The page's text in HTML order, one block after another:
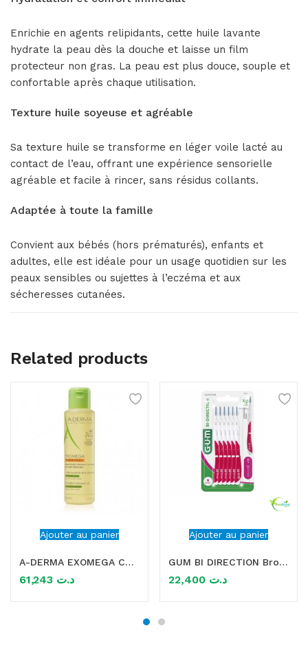
Enrichie en agents relipidants, cette huile lavante
hydrate la peau dès la douche et laisse un film
protecteur non gras. La peau est plus douce, souple et
confortable après chaque utilisation.
Texture huile soyeuse et agréable
Sa texture huile se transforme en léger voile lacté au
contact de l’eau, offrant une expérience sensorielle
agréable et facile à rincer, sans résidus collants.
Adaptée à toute la famille
Convient aux bébés (hors prématurés), enfants et
adultes, elle est idéale pour un usage quotidien sur les
peaux sensibles ou sujettes à l’eczéma et aux
sécheresses cutanées.
Related products
Ajouter au panier
A-DERMA EXOMEGA CONTROL HUILE LAVANTE EMOLLIENTE 500ML
د.ت
Ajouter au panier
GUM BI DIRECTION Brossette interdentaire 1.2MM
د.ت